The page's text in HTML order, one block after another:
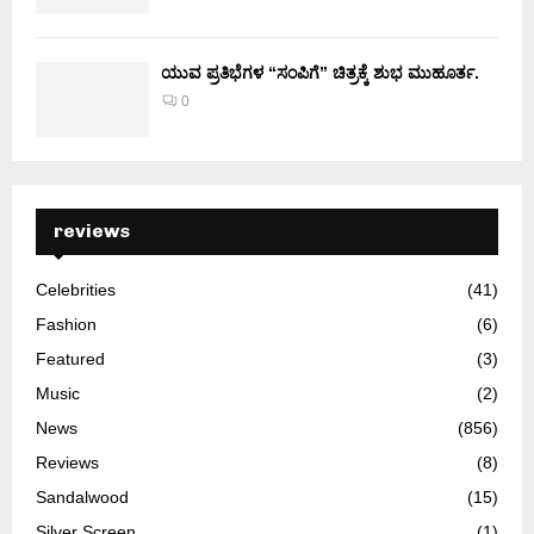
ಯುವ ಪ್ರತಿಭೆಗಳ “ಸಂಪಿಗೆ” ಚಿತ್ರಕ್ಕೆ ಶುಭ ಮುಹೂರ್ತ.
0
reviews
Celebrities
(41)
Fashion
(6)
Featured
(3)
Music
(2)
News
(856)
Reviews
(8)
Sandalwood
(15)